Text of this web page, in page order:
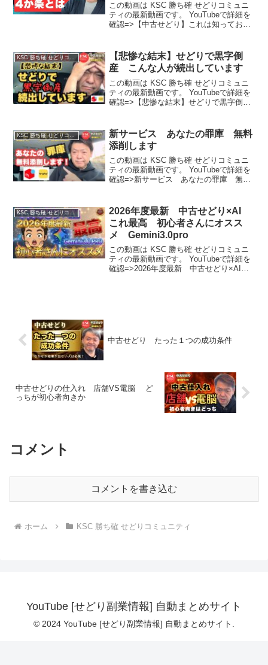
この動画は KSC 勝ち確 せどりコミュニ
ティの最新動画です。 YouTubeで詳細を
確認=>【中古せどり】これは知っておく
KSC 勝ち確 せどりコミュニティ
【悲惨な結末】せどりで黒字倒
産 こんな人が続出しています
この動画は KSC 勝ち確 せどりコミュニ
ティの最新動画です。 YouTubeで詳細を
確認=>【悲惨な結末】せどりで黒字倒
新サービス あなたの罪庫 無料
添削します
この動画は KSC 勝ち確 せどりコミュニ
ティの最新動画です。 YouTubeで詳細を
確認=>新サービス あなたの罪庫 無料
KSC 勝ち確 せどりコミュニティ
2026年度最新 中古せどり×AI
これ最高 初心者さんにオスス
メ Gemini3.0pro
この動画は KSC 勝ち確 せどりコミュニ
ティの最新動画です。 YouTubeで詳細を
確認=>2026年度最新 中古せどり×AI
中古せどり たった１つの成功条件
中古せどりの仕入れ 店舗VS電脳 ど
っちが初心者向きか
コメント
コメントを書き込む
ホーム KSC 勝ち確 せどりコミュニティ
YouTube [せどり副業情報] 自動まとめサイト
© 2024 YouTube [せどり副業情報] 自動まとめサイト.